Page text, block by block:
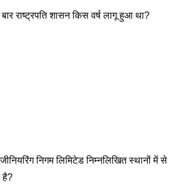
राष्ट्रपति शासन किस वर्ष लागू हुआ था?
निगम लिमिटेड निम्नलिखित स्थानों में से
है?